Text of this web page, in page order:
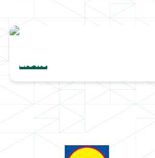
Une collection
Lions